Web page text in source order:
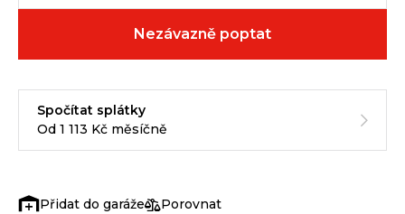
Nezávazně poptat
Spočítat splátky
Od 1 113 Kč měsíčně
Porovnat